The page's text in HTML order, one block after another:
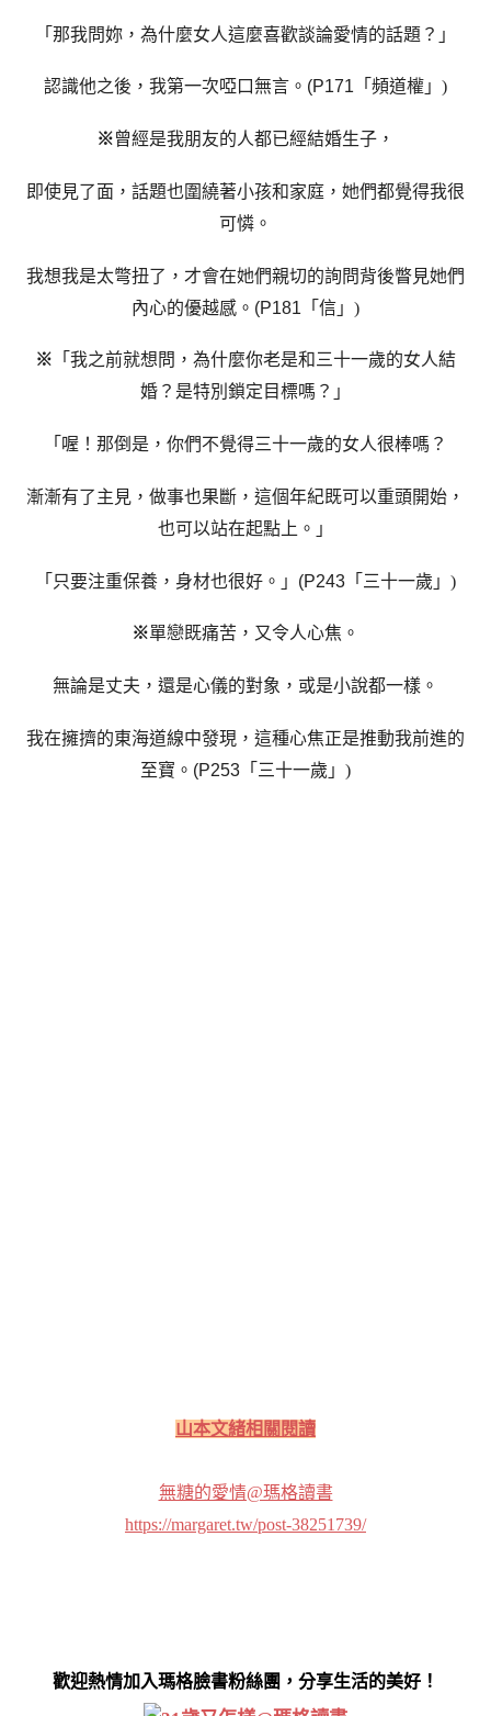
「那我問妳，為什麼女人這麼喜歡談論愛情的話題？」
認識他之後，我第一次啞口無言。 (P171 「頻道權」 )
※曾經是我朋友的人都已經結婚生子，
即使見了面，話題也圍繞著小孩和家庭，她們都覺得我很
可憐。
我想我是太彆扭了，才會在她們親切的詢問背後瞥見她們
內心的優越感 。 (P181 「信」 )
※ 「我之前就想問，為什麼你老是和三十一歲的女人結
婚？是特別鎖定目標嗎？」
「喔！那倒是，你們不覺得三十一歲的女人很棒嗎？
漸漸有了主見，做事也果斷，這個年紀既可以重頭開始，
也可以站在起點上。」
「只要注重保養，身材也很好。」 (P243 「三十一歲」 )
※單戀既痛苦，又令人心焦。
無論是丈夫，還是心儀的對象，或是小說都一樣。
我在擁擠的東海道線中發現，這種心焦正是推動我前進的
至寶 。 (P253 「三十一歲」 )
山本文緒相關閱讀
無糖的愛情@瑪格讀書
https://margaret.tw/post-38251739/
歡迎熱情加入瑪格臉書粉絲團，分享生活的美好！